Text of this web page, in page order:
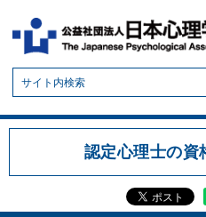
認定心理士の資